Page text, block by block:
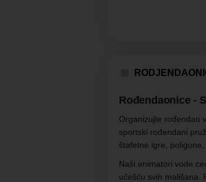
Rođendaonice -
Organizujte rođendan
sportski rođendani
štafetne igre,
Naši animatori vode
učešću svih mališana.